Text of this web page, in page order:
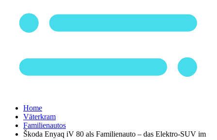
Home
Väterkram
Familienautos
Škoda Enyaq iV 80 als Familienauto – das Elektro-SUV im